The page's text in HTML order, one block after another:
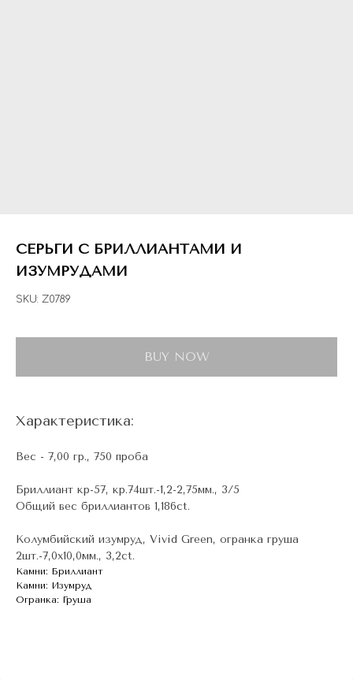
СЕРЬГИ С БРИЛЛИАНТАМИ И
ИЗУМРУДАМИ
SKU: Z0789
BUY NOW
Характеристика:
Вес - 7,00 гр., 750 проба
Бриллиант кр-57, кр.74шт.-1,2-2,75мм., 3/5
Общий вес бриллиантов 1,186ct.
Колумбийский изумруд, Vivid Green, огранка груша
2шт.-7,0х10,0мм., 3,2ct.
Камни: Бриллиант
Камни: Изумруд
Огранка: Груша